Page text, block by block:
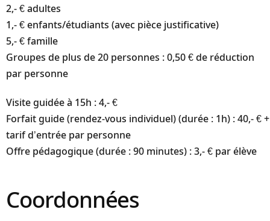
2,- € adultes
1,- € enfants/étudiants (avec pièce justificative)
5,- € famille
Groupes de plus de 20 personnes : 0,50 € de réduction
par personne
Visite guidée à 15h : 4,- €
Forfait guide (rendez-vous individuel) (durée : 1h) : 40,- € +
tarif d’entrée par personne
Offre pédagogique (durée : 90 minutes) : 3,- € par élève
Coordonnées